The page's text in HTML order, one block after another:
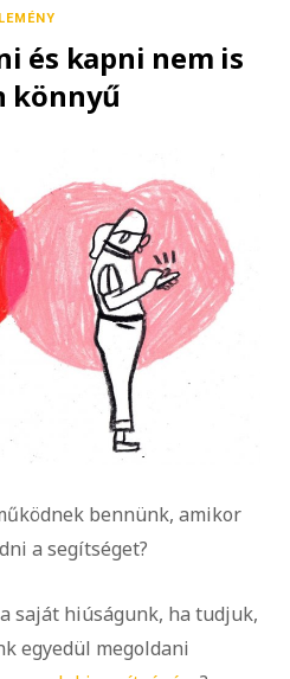
és kapni nem is
könnyű
bennünk, amikor
a segítséget?
saját hiúságunk, ha tudjuk,
egyedül megoldani